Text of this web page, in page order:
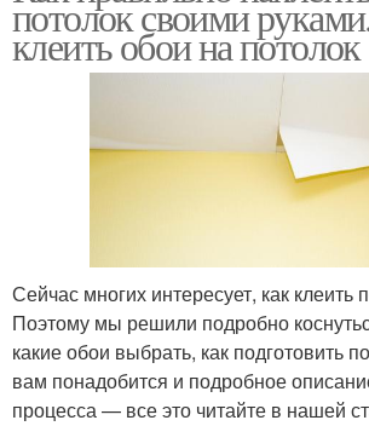
потолок своими
клеить обои на потолок
Сейчас многих интересует, как клеить
Поэтому мы решили подробно
какие обои выбрать, как подготовить
вам понадобится и подробное
процесса — все это читайте в нашей